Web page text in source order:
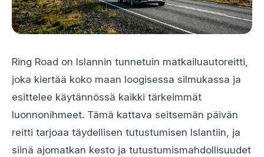
Ring Road on Islannin tunnetuin matkailuautoreitti,
joka kiertää koko maan loogisessa silmukassa ja
esittelee käytännössä kaikki tärkeimmät
luonnonihmeet. Tämä kattava seitsemän päivän
reitti tarjoaa täydellisen tutustumisen Islantiin, ja
siinä ajomatkan kesto ja tutustumismahdollisuudet